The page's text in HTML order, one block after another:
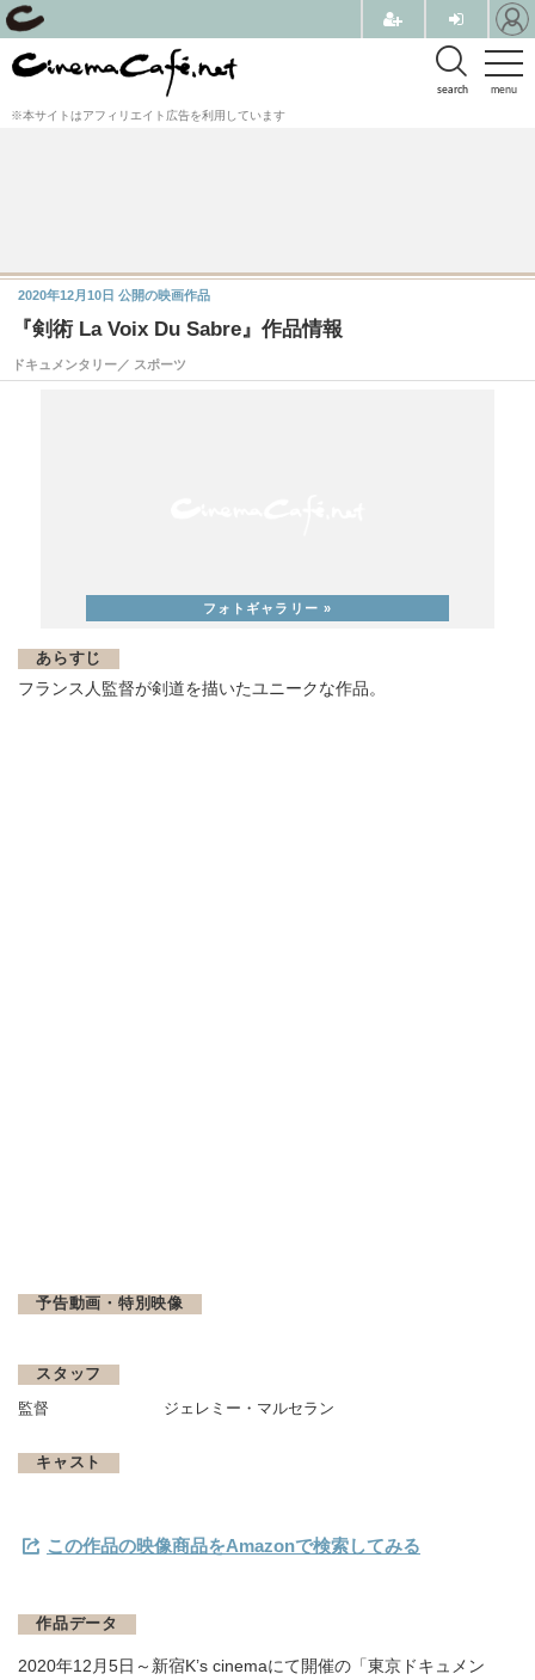
menu
search
※本サイトはアフィリエイト広告を利用しています
『剣術 La Voix Du Sabre』作品情報
ドキュメンタリー／ スポーツ
2020年12月10日 公開の映画作品
あらすじ
フランス人監督が剣道を描いたユニークな作品。
予告動画・特別映像
スタッフ
監督 ジェレミー・マルセラン
キャスト
この作品の映像商品をAmazonで検索してみる
作品データ
2020年12月5日～新宿K’s cinemaにて開催の「東京ドキュメン